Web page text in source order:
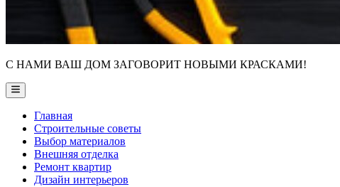
С НАМИ ВАШ ДОМ ЗАГОВОРИТ НОВЫМИ КРАСКАМИ!
Main
Menu
Главная
Строительные советы
Выбор материалов
Внешняя отделка
Ремонт квартир
Дизайн интерьеров